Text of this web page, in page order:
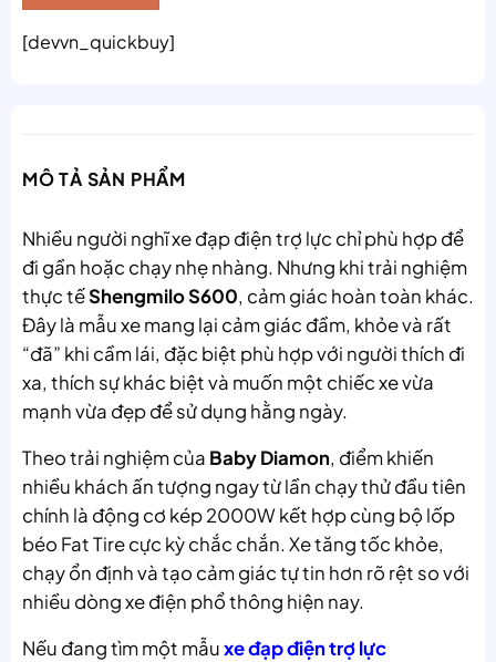
[devvn_quickbuy]
MÔ TẢ SẢN PHẨM
Nhiều người nghĩ xe đạp điện trợ lực chỉ phù hợp để
đi gần hoặc chạy nhẹ nhàng. Nhưng khi trải nghiệm
thực tếShengmilo S600, cảm giác hoàn toàn khác.
Đây là mẫu xe mang lại cảm giác đầm, khỏe và rất
“đã” khi cầm lái, đặc biệt phù hợp với người thích đi
xa, thích sự khác biệt và muốn một chiếc xe vừa
mạnh vừa đẹp để sử dụng hằng ngày.
Theo trải nghiệm của Baby Diamon, điểm khiến
nhiều khách ấn tượng ngay từ lần chạy thử đầu tiên
chính là động cơ kép 2000W kết hợp cùng bộ lốp
béo Fat Tire cực kỳ chắc chắn. Xe tăng tốc khỏe,
chạy ổn định và tạo cảm giác tự tin hơn rõ rệt so với
nhiều dòng xe điện phổ thông hiện nay.
Nếu đang tìm một mẫuxe đạp điện trợ lực